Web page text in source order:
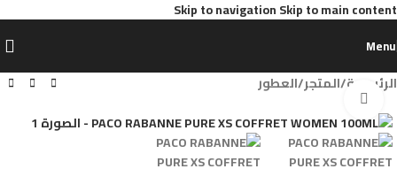
Skip to navigationSkip to main content
Menu
الرئيسية/المتجر/العطور